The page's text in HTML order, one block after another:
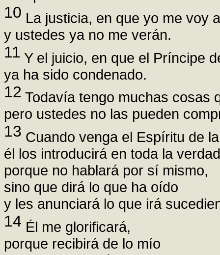
10 La justicia, en que yo me voy
y ustedes ya no me verán.
11 Y el juicio, en que el Príncipe
ya ha sido condenado.
12 Todavía tengo muchas cosas
pero ustedes no las pueden
13 Cuando venga el Espíritu de
él los introducirá en toda la
porque no hablará por sí mismo,
sino que dirá lo que ha oído
y les anunciará lo que irá
14 Él me glorificará,
porque recibirá de lo mío